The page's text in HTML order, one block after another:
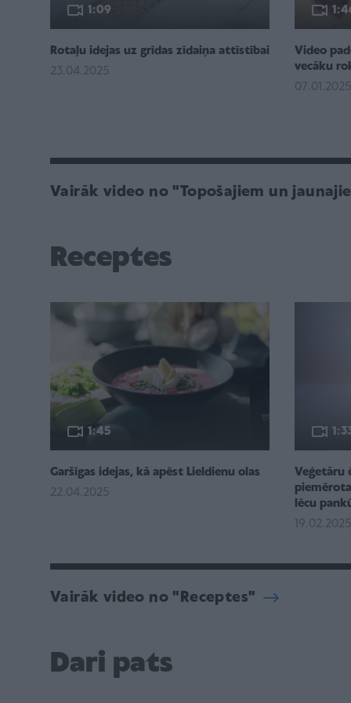
1:09
Rotaļu idejas uz grīdas zīdaiņa attīstībai
23.04.2025
Video
vecāku
07.01.2025
Vairāk video no "Topošajiem un
Receptes
1:45
Garšīgas idejas, kā apēst Lieldienu olas
22.04.2025
Veģetāru
lēcu
19.02.2025
Vairāk video no "Receptes"
Dari pats